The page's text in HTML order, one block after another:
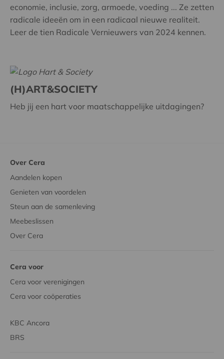
economie, inclusie, zorg, armoede, voeding ... Ze zetten
radicale ideeën om in een radicaal nieuwe realiteit.
Leer de tien Radicale Vernieuwers van 2024 kennen.
(H)ART&SOCIETY
Heb jij een hart voor maatschappelijke uitdagingen?
Over Cera
Aandelen kopen
Genieten van voordelen
Steun aan de samenleving
Meebeslissen
Over Cera
Cera voor
Cera voor verenigingen
Cera voor coöperaties
KBC Ancora
BRS